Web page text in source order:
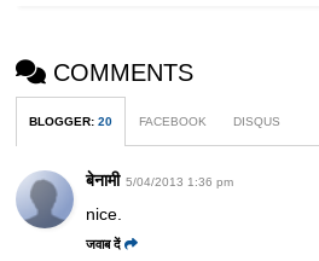
COMMENTS
BLOGGER:20 FACEBOOK DISQUS
बेनामी 5/04/2013 1:36 pm
nice.
जवाब दें